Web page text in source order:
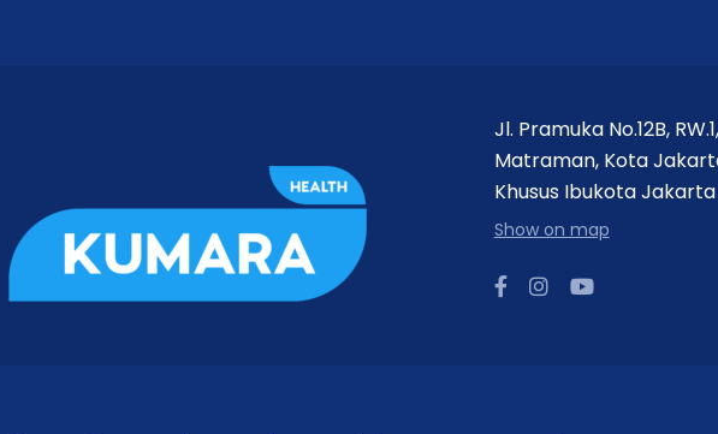
Jl. Pramuka No.12B,
Matraman, Kota
Khusus Ibukota Jakarta
Show on map